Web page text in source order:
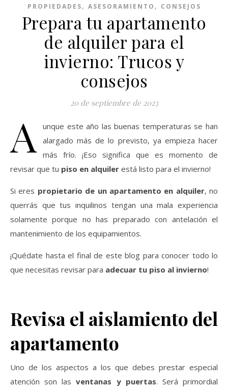
PROPIEDADES, ASESORAMIENTO , CONSEJOS
Prepara tu apartamento
de alquiler para el
invierno: Trucos y
consejos
20 de septiembre de 2023
A
unque este año las buenas temperaturas se han
alargado más de lo previsto, ya empieza hacer
más frío. ¡Eso significa que es momento de
revisar que tu piso en alquiler está listo para el invierno!
Si eres propietario de un apartamento en alquiler, no
querrás que tus inquilinos tengan una mala experiencia
solamente porque no has preparado con antelación el
mantenimiento de los equipamientos.
¡Quédate hasta el final de este blog para conocer todo lo
que necesitas revisar para adecuar tu piso al invierno!
Revisa el aislamiento del
apartamento
Uno de los aspectos a los que debes prestar especial
atención son lasventanas y puertas. Será primordial